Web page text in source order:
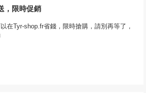
，限時促銷
在Tyr-shop.fr省錢，限時搶購，請別再等了，